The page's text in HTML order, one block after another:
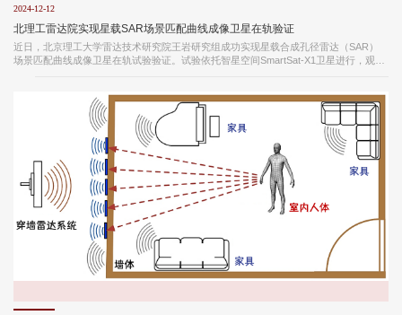
2024-12-12
北理工雷达院实现星载SAR场景匹配曲线成像卫星在轨验证
近日，北京理工大学雷达技术研究院王岩研究组成功实现星载合成孔径雷达（SAR）
场景匹配曲线成像卫星在轨试验验证。试验依托智星空间SmartSat-X1卫星进行，观测
载SAR场景匹配曲线成像是一种对长曲线场景高时效、高分辨成像的新模式，主要特
征是成像带匹配弯曲场景的地理走向。相比常规的星载SAR沿航迹成像，新模式卫星
单次过顶观测能够覆盖更...